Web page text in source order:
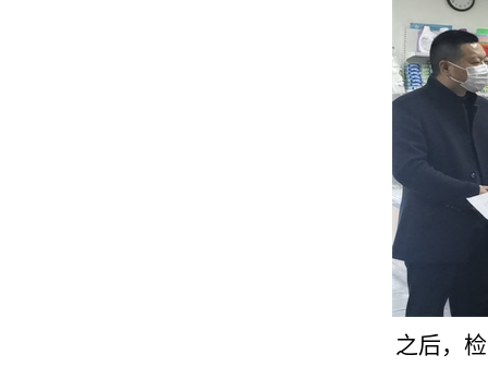
之后，